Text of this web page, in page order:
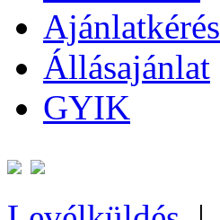
Ajánlatkérés
Állásajánlat
GYIK